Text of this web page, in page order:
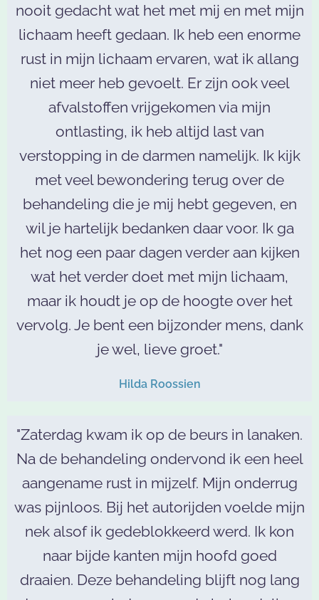
nooit gedacht wat het met mij en met mijn
lichaam heeft gedaan. Ik heb een enorme
rust in mijn lichaam ervaren, wat ik allang
niet meer heb gevoelt. Er zijn ook veel
afvalstoffen vrijgekomen via mijn
ontlasting, ik heb altijd last van
verstopping in de darmen namelijk. Ik kijk
met veel bewondering terug over de
behandeling die je mij hebt gegeven, en
wil je hartelijk bedanken daar voor. Ik ga
het nog een paar dagen verder aan kijken
wat het verder doet met mijn lichaam,
maar ik houdt je op de hoogte over het
vervolg. Je bent een bijzonder mens, dank
je wel, lieve groet."
Hilda Roossien
"Zaterdag kwam ik op de beurs in lanaken.
Na de behandeling ondervond ik een heel
aangename rust in mijzelf. Mijn onderrug
was pijnloos. Bij het autorijden voelde mijn
nek alsof ik gedeblokkeerd werd. Ik kon
naar bijde kanten mijn hoofd goed
draaien. Deze behandeling blijft nog lang